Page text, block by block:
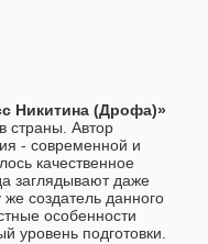
Никитина (Дрофа)»
страны. Автор
- современной и
качественное
заглядывают даже
создатель данного
особенности
уровень подготовки.